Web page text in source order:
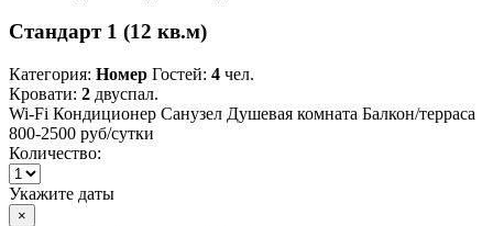
Стандарт 1 (12 кв.м)
Категория: Номер Гостей: 4 чел.
Кровати: 2 двуспал.
Wi-Fi Кондиционер Санузел Душевая комната Балкон/терраса
800-2500 руб/сутки
Количество:
Укажите даты
×